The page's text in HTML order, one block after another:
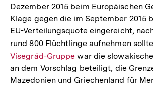
Dezember 2015 beim Europäischen
Klage gegen die im September 2015
EU-Verteilungsquote eingereicht,
rund 800 Flüchtlinge aufnehmen
Visegrád-Gruppe war die
an dem Vorschlag beteiligt, die
Mazedonien und Griechenland für